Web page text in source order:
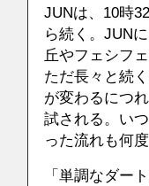
JUNは、10時
ら続く。JUN
丘やフェシフ
ただ長々と続
が変わるにつ
試される。い
った流れも何
「単調なダー